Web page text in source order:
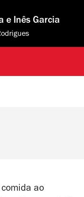
e Inês Garcia
ao